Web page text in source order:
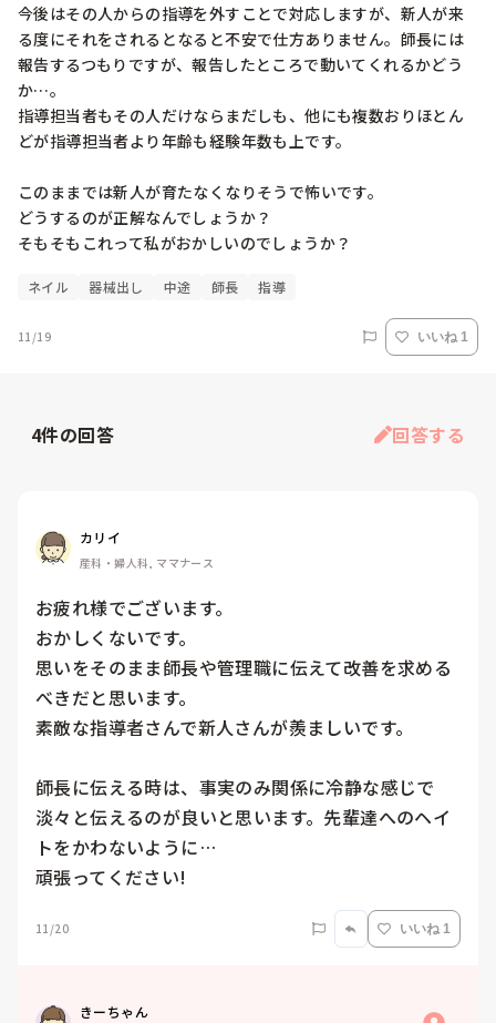
今後はその人からの指導を外すことで対応しますが、新人が来
る度にそれをされるとなると不安で仕方ありません。師長には
報告するつもりですが、報告したところで動いてくれるかどう
か…。
指導担当者もその人だけならまだしも、他にも複数おりほとん
どが指導担当者より年齢も経験年数も上です。
このままでは新人が育たなくなりそうで怖いです。
どうするのが正解なんでしょうか？
そもそもこれって私がおかしいのでしょうか？
ネイル 器械出し 中途 師長 指導
11/19 いいね 1
4件の回答 回答する
カリイ
産科・婦人科, ママナース
お疲れ様でございます。
おかしくないです。
思いをそのまま師長や管理職に伝えて改善を求める
べきだと思います。
素敵な指導者さんで新人さんが羨ましいです。
師長に伝える時は、事実のみ関係に冷静な感じで
淡々と伝えるのが良いと思います。先輩達へのヘイ
トをかわないように…
頑張ってください!
11/20 いいね 1
きーちゃん